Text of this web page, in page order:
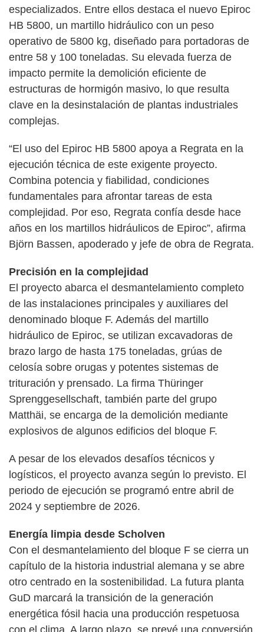
especializados. Entre ellos destaca el nuevo Epiroc
HB 5800, un martillo hidráulico con un peso
operativo de 5800 kg, diseñado para portadoras de
entre 58 y 100 toneladas. Su elevada fuerza de
impacto permite la demolición eficiente de
estructuras de hormigón masivo, lo que resulta
clave en la desinstalación de plantas industriales
complejas.
“El uso del Epiroc HB 5800 apoya a Regrata en la
ejecución técnica de este exigente proyecto.
Combina potencia y fiabilidad, condiciones
fundamentales para afrontar tareas de esta
complejidad. Por eso, Regrata confía desde hace
años en los martillos hidráulicos de Epiroc”, afirma
Björn Bassen, apoderado y jefe de obra de Regrata.
Precisión en la complejidad
El proyecto abarca el desmantelamiento completo
de las instalaciones principales y auxiliares del
denominado bloque F. Además del martillo
hidráulico de Epiroc, se utilizan excavadoras de
brazo largo de hasta 175 toneladas, grúas de
celosía sobre orugas y potentes sistemas de
trituración y prensado. La firma Thüringer
Sprenggesellschaft, también parte del grupo
Matthäi, se encarga de la demolición mediante
explosivos de algunos edificios del bloque F.
A pesar de los elevados desafíos técnicos y
logísticos, el proyecto avanza según lo previsto. El
periodo de ejecución se programó entre abril de
2024 y septiembre de 2026.
Energía limpia desde Scholven
Con el desmantelamiento del bloque F se cierra un
capítulo de la historia industrial alemana y se abre
otro centrado en la sostenibilidad. La futura planta
GuD marcará la transición de la generación
energética fósil hacia una producción respetuosa
con el clima. A largo plazo, se prevé una conversión